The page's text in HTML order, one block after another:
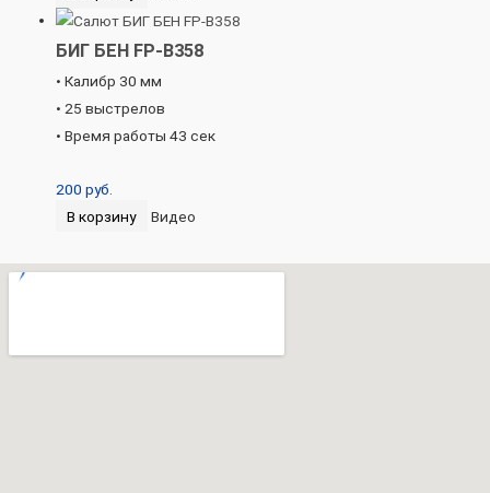
БИГ БЕН FP-B358
• Калибр 30 мм
• 25 выстрелов
• Время работы 43 сек
200руб.
В корзину
Видео